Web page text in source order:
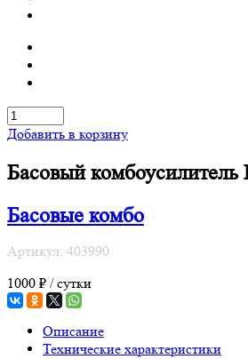
Добавить в корзину
Басовый
Басовые комбо
Артикул: 403990
1000 ₽ / сутки
Описание
Технические характеристики